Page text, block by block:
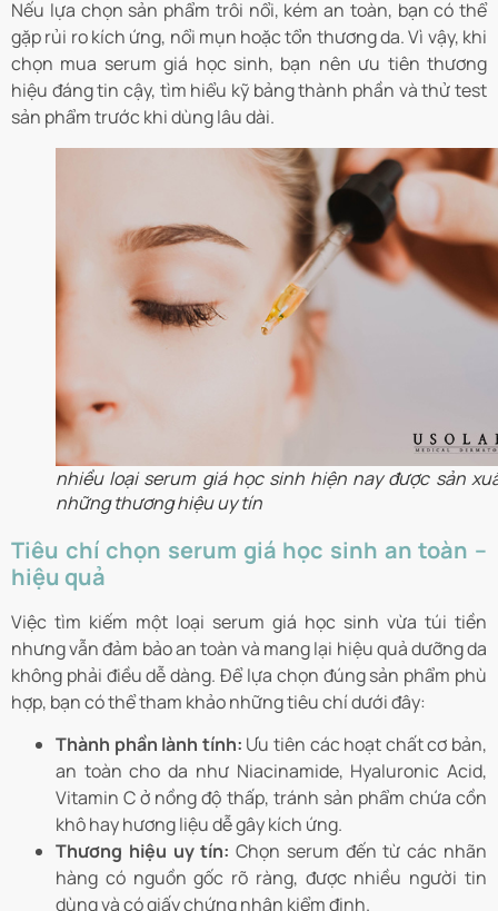
Nếu lựa chọn sản phẩm trôi nổi, kém an toàn, bạn có thể
gặp rủi ro kích ứng, nổi mụn hoặc tổn thương da. Vì vậy, khi
chọn mua serum giá học sinh, bạn nên ưu tiên thương
hiệu đáng tin cậy, tìm hiểu kỹ bảng thành phần và thử test
sản phẩm trước khi dùng lâu dài.
nhiều loại serum giá học sinh hiện nay được sản
những thương hiệu uy tín
Tiêu chí chọn serum giá học sinh an toàn –
hiệu quả
Việc tìm kiếm một loại serum giá học sinh vừa túi tiền
nhưng vẫn đảm bảo an toàn và mang lại hiệu quả dưỡng da
không phải điều dễ dàng. Để lựa chọn đúng sản phẩm phù
hợp, bạn có thể tham khảo những tiêu chí dưới đây:
Thành phần lành tính: Ưu tiên các hoạt chất cơ bản,
an toàn cho da như Niacinamide, Hyaluronic Acid,
Vitamin C ở nồng độ thấp, tránh sản phẩm chứa cồn
khô hay hương liệu dễ gây kích ứng.
Thương hiệu uy tín: Chọn serum đến từ các nhãn
hàng có nguồn gốc rõ ràng, được nhiều người tin
dùng và có giấy chứng nhận kiểm định.